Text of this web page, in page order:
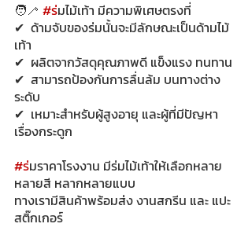
🧑‍🦯 #ร่มไม้เท้า มีความพิเศษตรงที่
✔  ด้ามจับของร่มนั้นจะมีลักษณะเป็นด้ามไม้
เท้า
✔  ผลิตจากวัสดุคุณภาพดี แข็งแรง ทนทาน
✔  สามารถป้องกันการลื่นล้ม บนทางต่าง
ระดับ
✔  เหมาะสำหรับผู้สูงอายุ และผู้ที่มีปัญหา
เรื่องกระดูก
#ร่มราคาโรงงาน มีร่มไม้เท้าให้เลือกหลาย
หลายสี หลากหลายแบบ
ทางเรามีสินค้าพร้อมส่ง งานสกรีน และ แปะ
สติ๊กเกอร์